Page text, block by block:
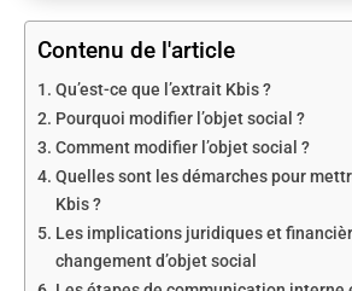
Contenu de l'article
Qu’est-ce que l’extrait Kbis ?
Pourquoi modifier l’objet social ?
Comment modifier l’objet social ?
Quelles sont les démarches pour
Kbis ?
Les implications juridiques et
changement d’objet social